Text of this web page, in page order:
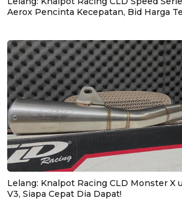
Aerox Pencinta Kecepatan, Bid Harga
Lelang: Knalpot Racing CLD Monster X
V3, Siapa Cepat Dia Dapat!